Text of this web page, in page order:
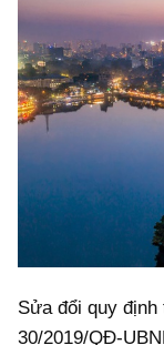
Sửa đổi quy
30/2019/QĐ-